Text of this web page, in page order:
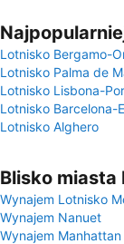
Lotnisko Bergamo-
Lotnisko Palma de
Lotnisko Lisbona-
Lotnisko Barcelona-
Lotnisko Alghero
Blisko miasta
Wynajem Lotnisko
Wynajem Nanuet
Wynajem Manhattan